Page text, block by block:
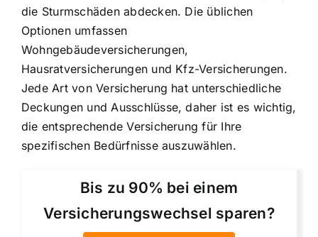
die Sturmschäden abdecken. Die üblichen
Optionen umfassen
Wohngebäudeversicherungen,
Hausratversicherungen und Kfz-Versicherungen.
Jede Art von Versicherung hat unterschiedliche
Deckungen und Ausschlüsse, daher ist es wichtig,
die entsprechende Versicherung für Ihre
spezifischen Bedürfnisse auszuwählen.
Bis zu 90% bei einem
Versicherungswechsel sparen?